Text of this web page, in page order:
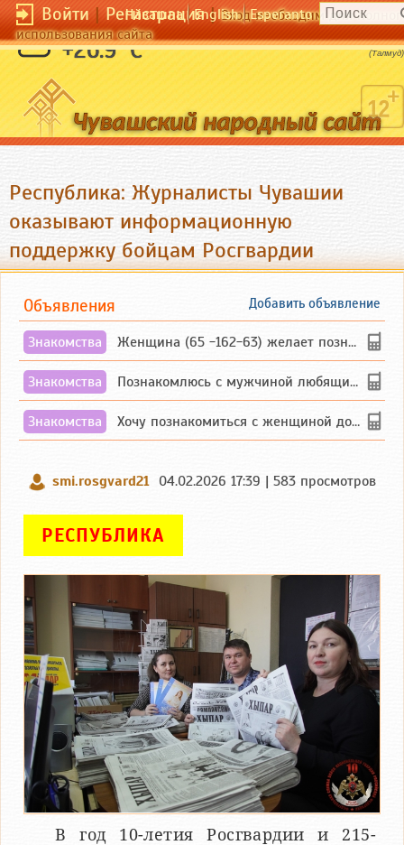
Войти|Регистрация|Вход необходим для
использования сайта
Чӑвашла English Esperanto
+26.9 °C Плати добром за зло.
(Талмуд)
Республика: Журналисты Чувашии
оказывают информационную
поддержку бойцам Росгвардии
Добавить объявление
Объявления
Знакомства Женщина (65 -162-63) желает познакомиться с одиноким, добродушным, без вредных ...
Знакомства Познакомлюсь с мужчиной любящим танцевать и петь на родном чувашском языке
Знакомства Хочу познакомиться с женщиной до 55 лет чувашской или русской национальности дл...
smi.rosgvard21 04.02.2026 17:39 | 583 просмотров
РЕСПУБЛИКА
В год 10-летия Росгвардии и 215-